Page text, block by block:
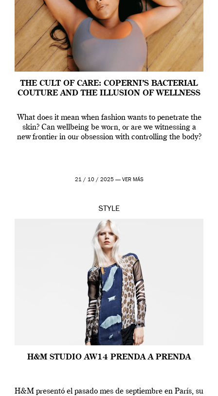
THE CULT OF CARE: COPERNI’S BACTERIAL
COUTURE AND THE ILLUSION OF WELLNESS
What does it mean when fashion wants to penetrate the
skin? Can wellbeing be worn, or are we witnessing a
new frontier in our obsession with controlling the body?
21 / 10 / 2025 — VER MÁS
STYLE
H&M STUDIO AW14 PRENDA A PRENDA
H&M presentó el pasado mes de septiembre en París, su